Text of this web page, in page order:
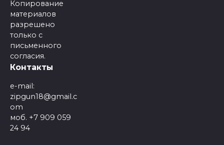
Копирование
материалов
разрешено
только с
письменного
согласия.
Контакты
e-mail:
zipgun18@gmail.c
om
моб. +7 909 059
24 94